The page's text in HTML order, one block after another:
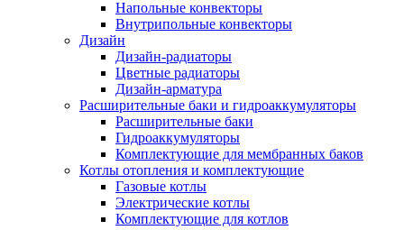
Напольные конвекторы
Внутрипольные конвекторы
Дизайн
Дизайн-радиаторы
Цветные радиаторы
Дизайн-арматура
Расширительные баки и гидроаккумуляторы
Расширительные баки
Гидроаккумуляторы
Комплектующие для мембранных баков
Котлы отопления и комплектующие
Газовые котлы
Электрические котлы
Комплектующие для котлов